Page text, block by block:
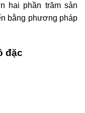
hai phần trăm sản
bằng phương pháp
đặc